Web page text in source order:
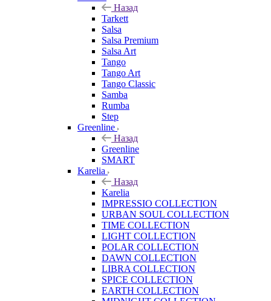
Назад
Tarkett
Salsa
Salsa Premium
Salsa Art
Tango
Tango Art
Tango Classic
Samba
Rumba
Step
Greenline
Назад
Greenline
SMART
Karelia
Назад
Karelia
IMPRESSIO COLLECTION
URBAN SOUL COLLECTION
TIME COLLECTION
LIGHT COLLECTION
POLAR COLLECTION
DAWN COLLECTION
LIBRA COLLECTION
SPICE COLLECTION
EARTH COLLECTION